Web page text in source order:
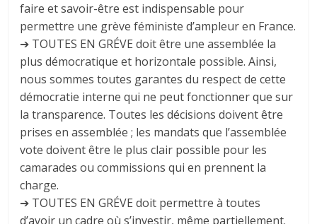
faire et savoir-être est indispensable pour
permettre une grève féministe d’ampleur en France.
➔ TOUTES EN GRÉVE doit être une assemblée la
plus démocratique et horizontale possible. Ainsi,
nous sommes toutes garantes du respect de cette
démocratie interne qui ne peut fonctionner que sur
la transparence. Toutes les décisions doivent être
prises en assemblée ; les mandats que l’assemblée
vote doivent être le plus clair possible pour les
camarades ou commissions qui en prennent la
charge.
➔ TOUTES EN GRÉVE doit permettre à toutes
d’avoir un cadre où s’investir, même partiellement.